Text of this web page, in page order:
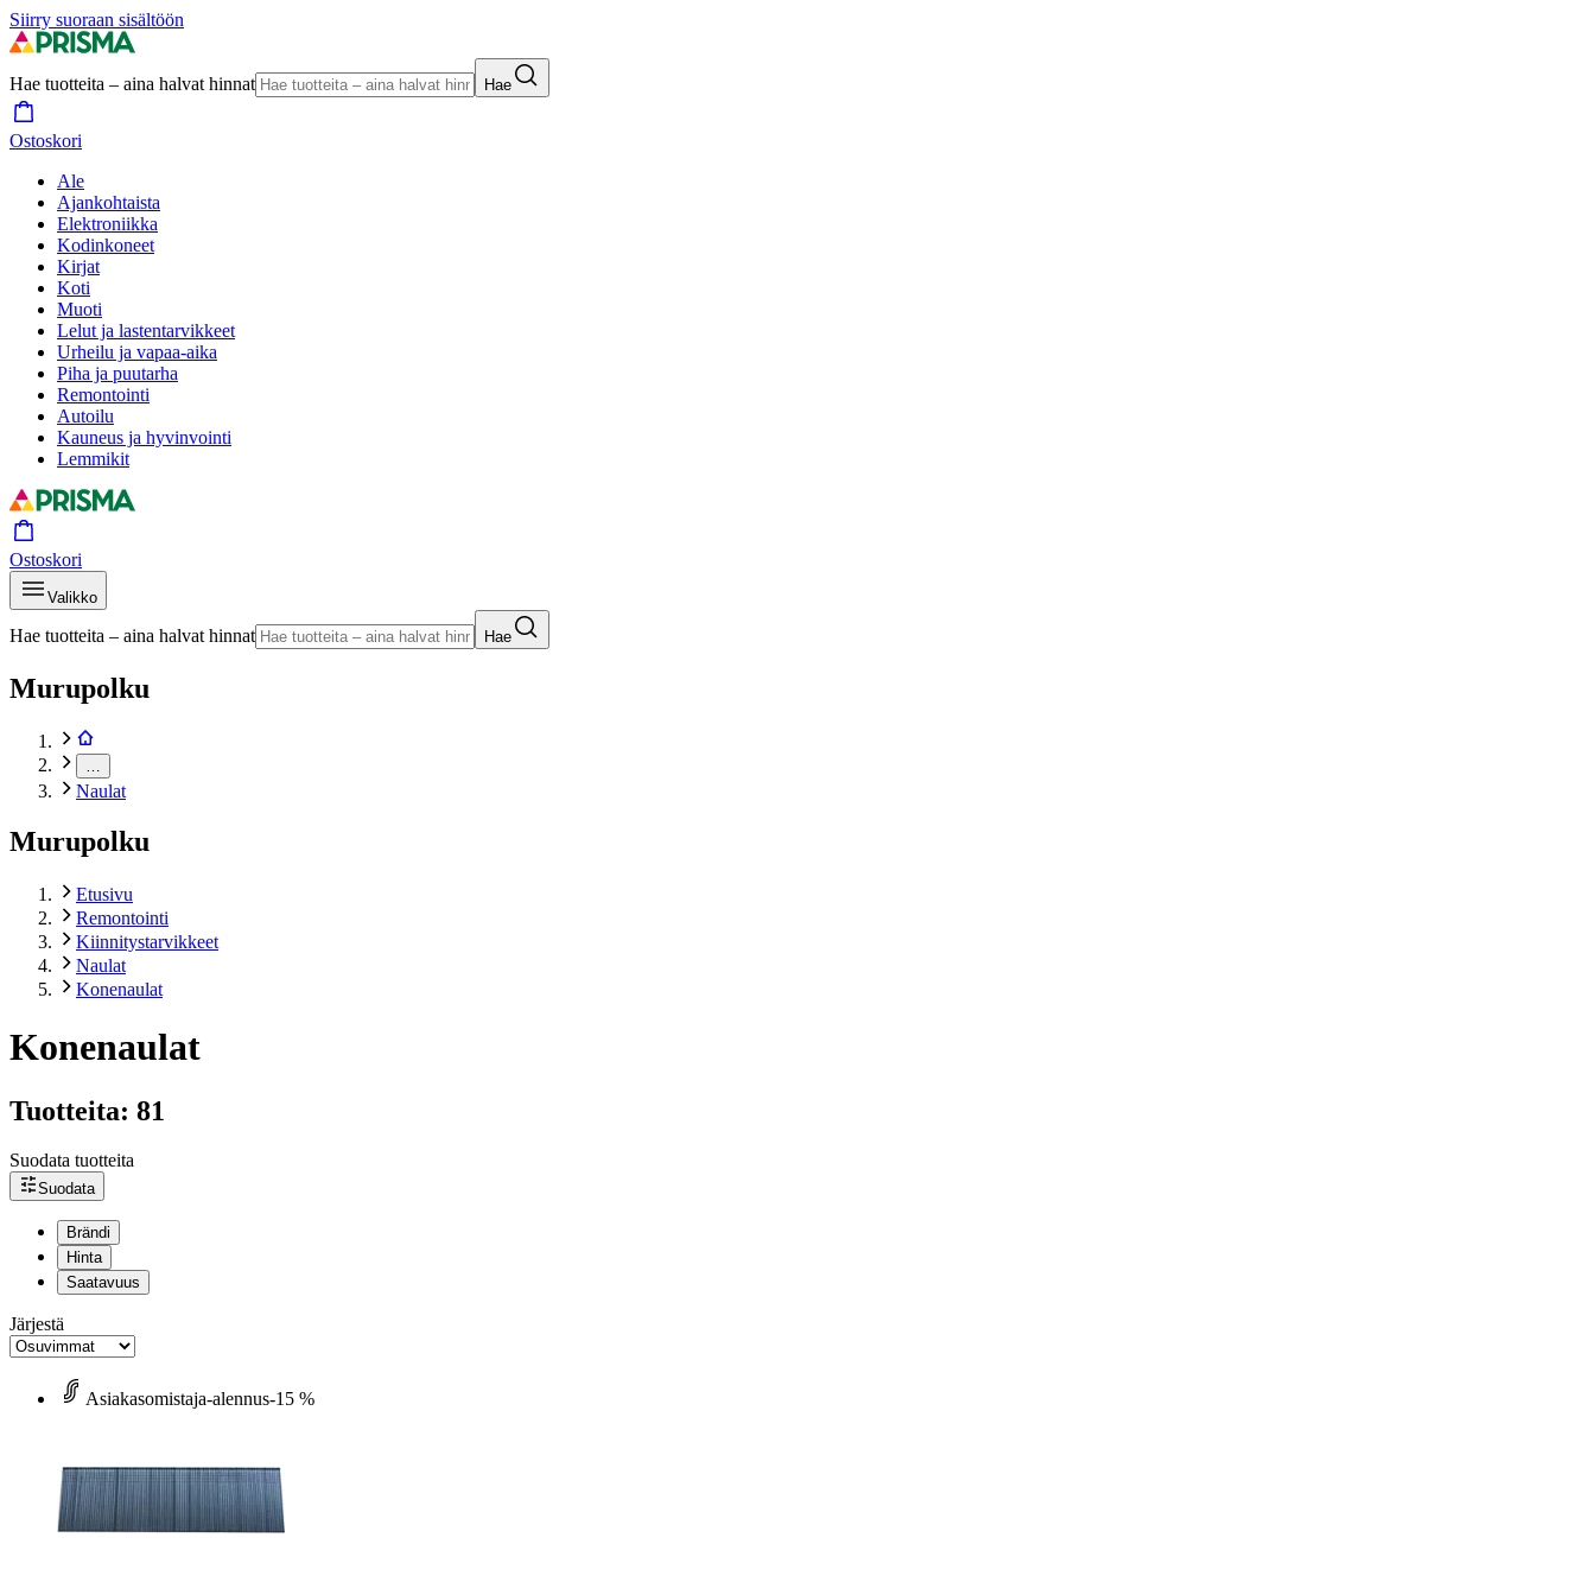
Siirry suoraan sisältöön
Hae tuotteita – aina halvat hinnat Hae
Ostoskori
Ale
Ajankohtaista
Elektroniikka
Kodinkoneet
Kirjat
Koti
Muoti
Lelut ja lastentarvikkeet
Urheilu ja vapaa-aika
Piha ja puutarha
Remontointi
Autoilu
Kauneus ja hyvinvointi
Lemmikit
Ostoskori
Valikko
Hae tuotteita – aina halvat hinnat Hae
Murupolku
Naulat
Murupolku
Etusivu
Remontointi
Kiinnitystarvikkeet
Naulat
Konenaulat
Konenaulat
Tuotteita: 81
Suodata tuotteita
Suodata
Brändi
Hinta
Saatavuus
Järjestä
Asiakasomistaja-alennus-15 %